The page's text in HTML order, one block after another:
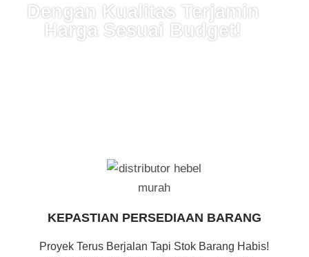
Dengan Kualitas Terjamin
Harga Sesuai Budget!
KEPASTIAN PERSEDIAAN BARANG
Proyek Terus Berjalan Tapi Stok Barang Habis!